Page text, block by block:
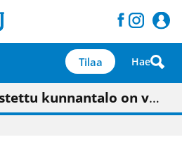
Tilaa Hae
pitäisi näkyä hieman parempana painojäljen laatuna lehdessä
kunnantalo on valoisa
uudelleen keskustavisiotyön”
elämään omavaraisemmin kuin kaupungissa"